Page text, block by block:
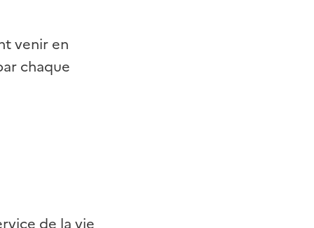
venir en
chaque
de la vie